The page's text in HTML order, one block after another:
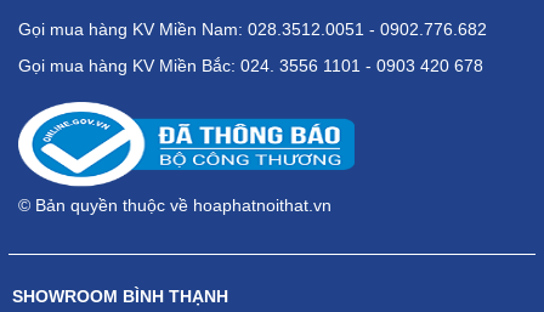
Gọi mua hàng KV Miền Nam: 028.3512.0051 - 0902.776.682
Gọi mua hàng KV Miền Bắc: 024. 3556 1101 - 0903 420 678
© Bản quyền thuộc về hoaphatnoithat.vn
SHOWROOM BÌNH THẠNH